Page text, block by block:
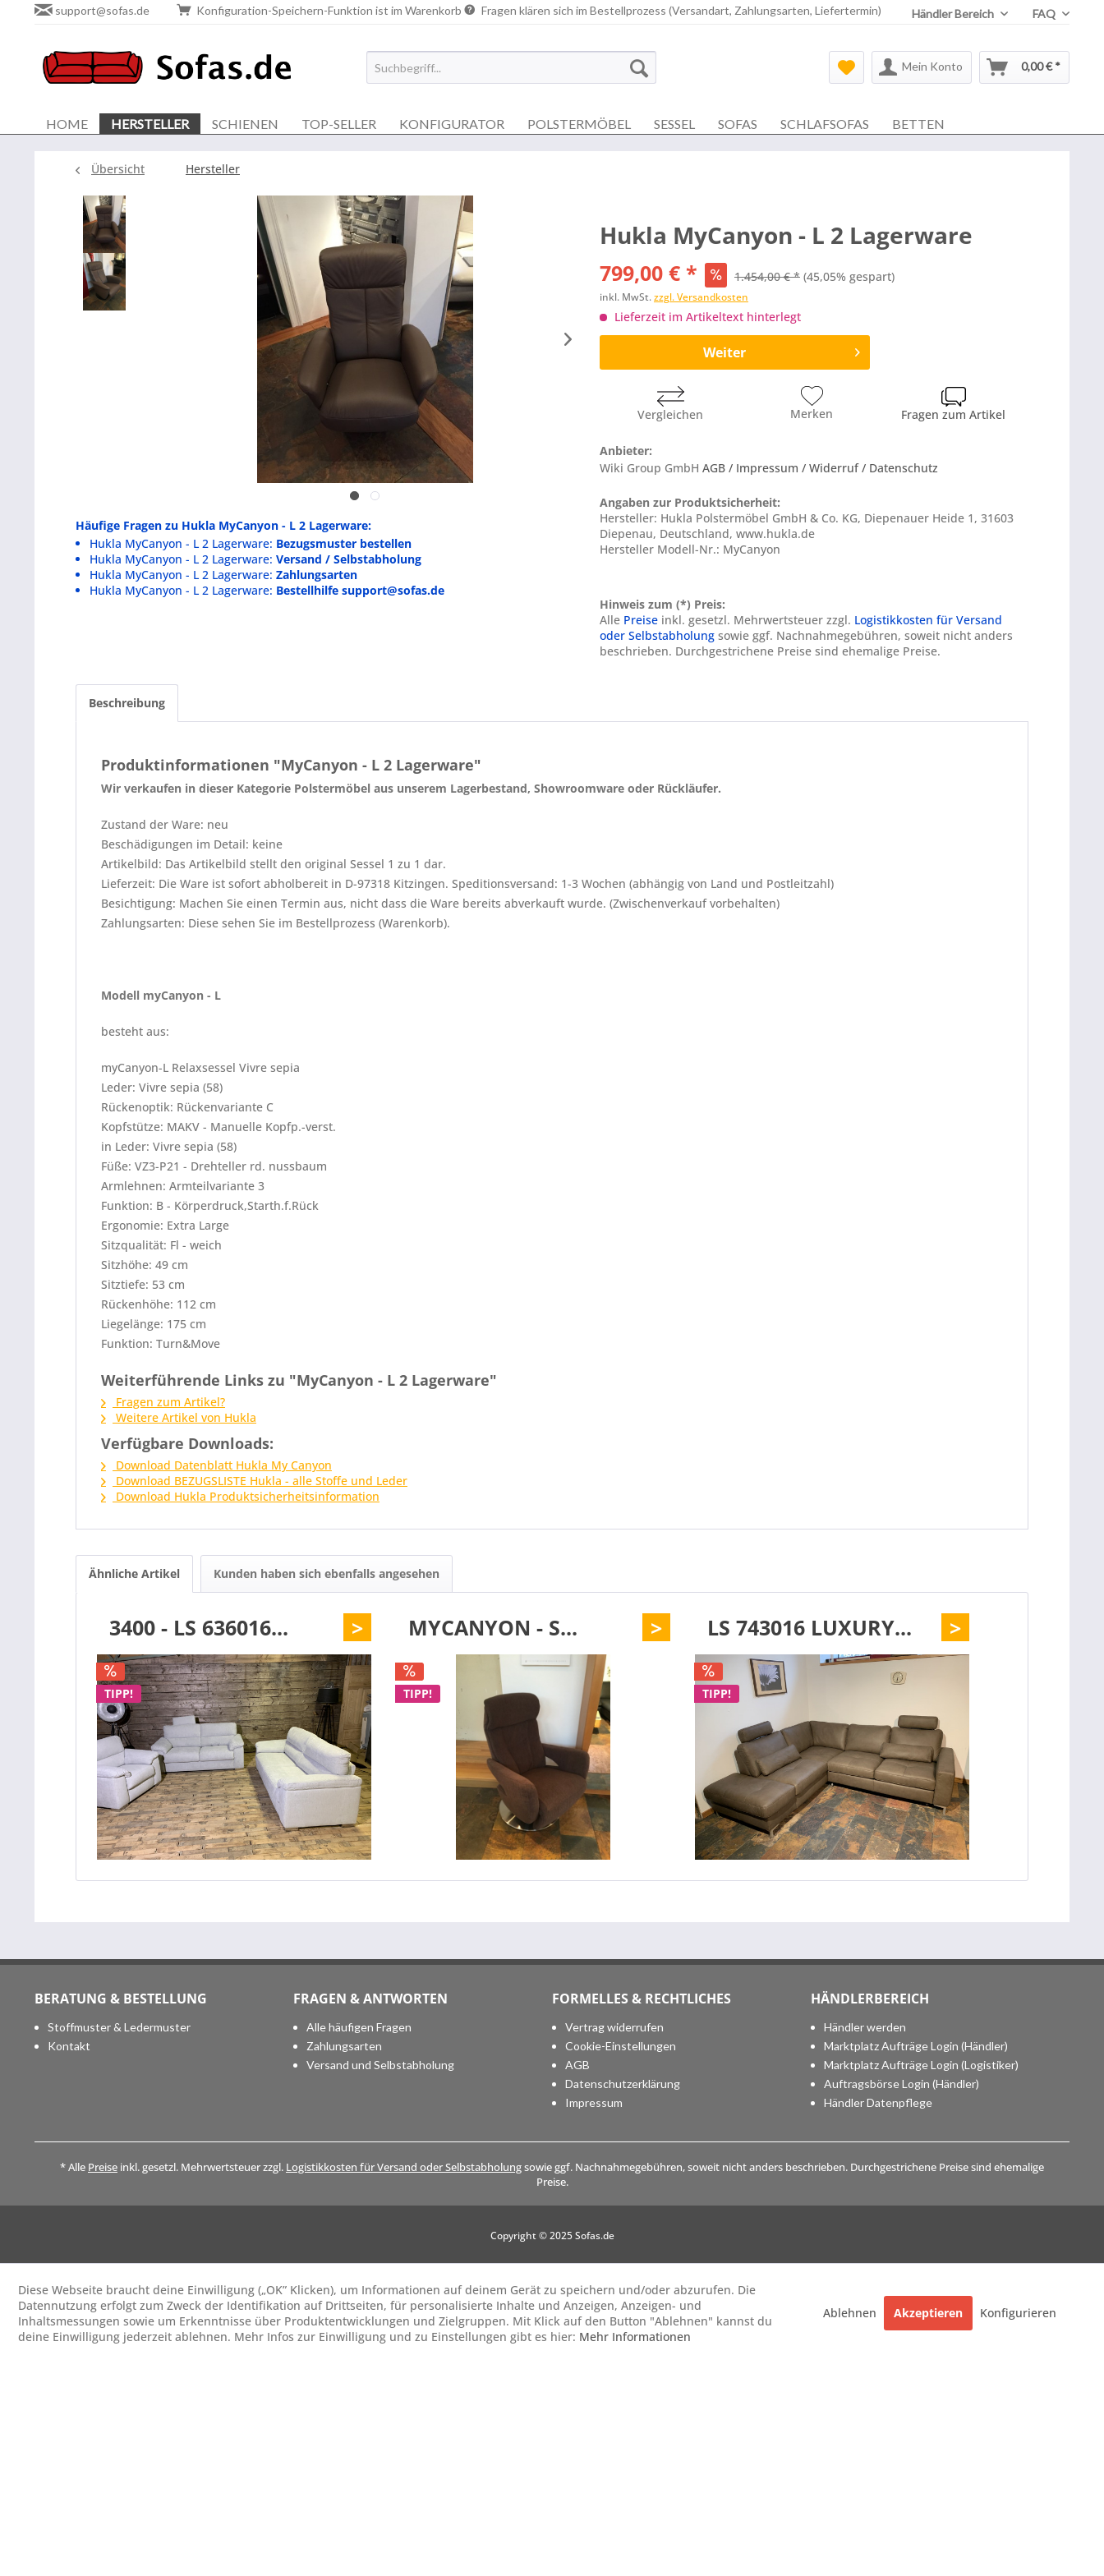
support@sofas.de Konfiguration-Speichern-Funktion ist im Warenkorb Fragen klären sich im Bestellprozess (Versandart, Zahlungsarten, Liefertermin) Händler Bereich FAQ
Mein Konto 0,00 € *
HOME HERSTELLER SCHIENEN TOP-SELLER KONFIGURATOR POLSTERMÖBEL SESSEL SOFAS SCHLAFSOFAS BETTEN
Übersicht Hersteller
Häufige Fragen zu Hukla MyCanyon - L 2 Lagerware:
Hukla MyCanyon - L 2 Lagerware: Bezugsmuster bestellen
Hukla MyCanyon - L 2 Lagerware: Versand / Selbstabholung
Hukla MyCanyon - L 2 Lagerware: Zahlungsarten
Hukla MyCanyon - L 2 Lagerware: Bestellhilfe support@sofas.de
Hukla MyCanyon - L 2 Lagerware
799,00 € * 1.454,00 € * (45,05% gespart)
inkl. MwSt.zzgl. Versandkosten
Lieferzeit im Artikeltext hinterlegt
Weiter
Vergleichen Merken Fragen zum Artikel
Anbieter:
Wiki Group GmbH AGB / Impressum / Widerruf / Datenschutz
Angaben zur Produktsicherheit:
Hersteller: Hukla Polstermöbel GmbH & Co. KG, Diepenauer Heide 1, 31603
Diepenau, Deutschland, www.hukla.de
Hersteller Modell-Nr.: MyCanyon
Hinweis zum (*) Preis:
Alle Preiseinkl. gesetzl. Mehrwertsteuer zzgl. Logistikkosten für Versand
oder Selbstabholungsowie ggf. Nachnahmegebühren, soweit nicht anders
beschrieben. Durchgestrichene Preise sind ehemalige Preise.
Beschreibung
Produktinformationen "MyCanyon - L 2 Lagerware"
Wir verkaufen in dieser Kategorie Polstermöbel aus unserem Lagerbestand, Showroomware oder Rückläufer.
Zustand der Ware: neu
Beschädigungen im Detail: keine
Artikelbild: Das Artikelbild stellt den original Sessel 1 zu 1 dar.
Lieferzeit: Die Ware ist sofort abholbereit in D-97318 Kitzingen. Speditionsversand: 1-3 Wochen (abhängig von Land und Postleitzahl)
Besichtigung: Machen Sie einen Termin aus, nicht dass die Ware bereits abverkauft wurde. (Zwischenverkauf vorbehalten)
Zahlungsarten: Diese sehen Sie im Bestellprozess (Warenkorb).
Modell myCanyon - L
besteht aus:
myCanyon-L Relaxsessel Vivre sepia
Leder: Vivre sepia (58)
Rückenoptik: Rückenvariante C
Kopfstütze: MAKV - Manuelle Kopfp.-verst.
in Leder: Vivre sepia (58)
Füße: VZ3-P21 - Drehteller rd. nussbaum
Armlehnen: Armteilvariante 3
Funktion: B - Körperdruck,Starth.f.Rück
Ergonomie: Extra Large
Sitzqualität: Fl - weich
Sitzhöhe: 49 cm
Sitztiefe: 53 cm
Rückenhöhe: 112 cm
Liegelänge: 175 cm
Funktion: Turn&Move
Weiterführende Links zu "MyCanyon - L 2 Lagerware"
Fragen zum Artikel?
Weitere Artikel von Hukla
Verfügbare Downloads:
Download Datenblatt Hukla My Canyon
Download BEZUGSLISTE Hukla - alle Stoffe und Leder
Download Hukla Produktsicherheitsinformation
Ähnliche Artikel Kunden haben sich ebenfalls angesehen
TIPP!
3400 - LS 636016... >
TIPP!
MYCANYON - S... >
TIPP!
LS 743016 LUXURY... >
BERATUNG & BESTELLUNG
Stoffmuster & Ledermuster
Kontakt
FRAGEN & ANTWORTEN
Alle häufigen Fragen
Zahlungsarten
Versand und Selbstabholung
FORMELLES & RECHTLICHES
Vertrag widerrufen
Cookie-Einstellungen
AGB
Datenschutzerklärung
Impressum
HÄNDLERBEREICH
Händler werden
Marktplatz Aufträge Login (Händler)
Marktplatz Aufträge Login (Logistiker)
Auftragsbörse Login (Händler)
Händler Datenpflege
* Alle Preise inkl. gesetzl. Mehrwertsteuer zzgl. Logistikkosten für Versand oder Selbstabholungsowie ggf. Nachnahmegebühren, soweit nicht anders beschrieben. Durchgestrichene Preise sind ehemalige
Preise.
Copyright © 2025 Sofas.de
Diese Webseite braucht deine Einwilligung („OK” Klicken), um Informationen auf deinem Gerät zu speichern und/oder abzurufen. Die
Datennutzung erfolgt zum Zweck der Identifikation auf Drittseiten, für personalisierte Inhalte und Anzeigen, Anzeigen- und
Inhaltsmessungen sowie um Erkenntnisse über Produktentwicklungen und Zielgruppen. Mit Klick auf den Button "Ablehnen" kannst du
deine Einwilligung jederzeit ablehnen. Mehr Infos zur Einwilligung und zu Einstellungen gibt es hier: Mehr Informationen
Ablehnen Akzeptieren Konfigurieren